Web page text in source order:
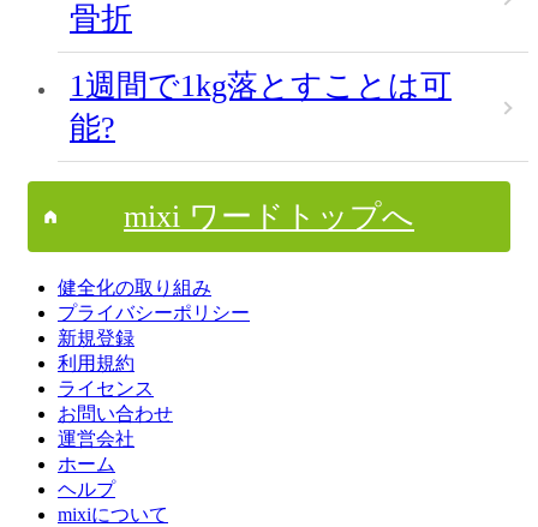
骨折
1週間で1kg落とすことは可
能?
mixi ワードトップへ
健全化の取り組み
プライバシーポリシー
新規登録
利用規約
ライセンス
お問い合わせ
運営会社
ホーム
ヘルプ
mixiについて